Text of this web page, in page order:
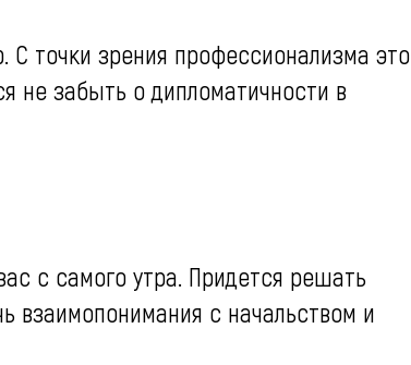
С точки зрения профессионализма это
не забыть о дипломатичности в
с самого утра. Придется решать
взаимопонимания с начальством и